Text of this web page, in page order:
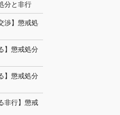
分と非行
渉】懲戒処
】懲戒処分
】懲戒処分
非行】懲戒